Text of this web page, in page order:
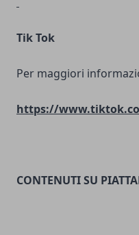
Tik Tok
Per maggiori
https://
CONTENUTI SU